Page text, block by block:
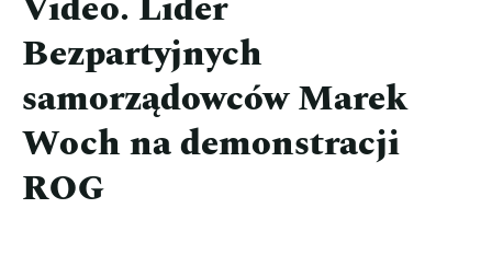
Bezpartyjnych
samorządowców Marek
Woch na demonstracji
ROG